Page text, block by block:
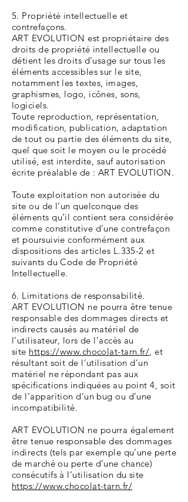
5. Propriété intellectuelle et
contrefaçons.
ART EVOLUTION est propriétaire des
droits de propriété intellectuelle ou
détient les droits d’usage sur tous les
éléments accessibles sur le site,
notamment les textes, images,
graphismes, logo, icônes, sons,
logiciels.
Toute reproduction, représentation,
modification, publication, adaptation
de tout ou partie des éléments du site,
quel que soit le moyen ou le procédé
utilisé, est interdite, sauf autorisation
écrite préalable de : ART EVOLUTION.
Toute exploitation non autorisée du
site ou de l’un quelconque des
éléments qu’il contient sera considérée
comme constitutive d’une contrefaçon
et poursuivie conformément aux
dispositions des articles L.335-2 et
suivants du Code de Propriété
Intellectuelle.
6. Limitations de responsabilité.
ART EVOLUTION ne pourra être tenue
responsable des dommages directs et
indirects causés au matériel de
l’utilisateur, lors de l’accès au
site https://www.chocolat-tarn.fr/, et
résultant soit de l’utilisation d’un
matériel ne répondant pas aux
spécifications indiquées au point 4, soit
de l’apparition d’un bug ou d’une
incompatibilité.
ART EVOLUTION ne pourra également
être tenue responsable des dommages
indirects (tels par exemple qu’une perte
de marché ou perte d’une chance)
consécutifs à l’utilisation du site
https://www.chocolat-tarn.fr/